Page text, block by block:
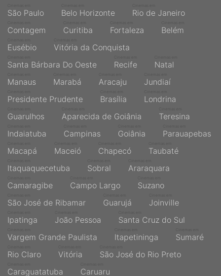
São Paulo Belo Horizonte Rio de Janeiro
Contagem Curitiba Fortaleza Belém
Eusébio Vitória da Conquista
Santa Bárbara Do Oeste Recife Natal
Manaus Marabá Aracaju Jundiaí
Presidente Prudente Brasília Londrina
Guarulhos Aparecida de Goiânia Teresina
Indaiatuba Campinas Goiânia Parauapebas
Macapá Maceió Chapecó Taubaté
Itaquaquecetuba Sobral Araraquara
Camaragibe Campo Largo Suzano
São José de Ribamar Guarujá Joinville
Ipatinga João Pessoa Santa Cruz do Sul
Vargem Grande Paulista Itapetininga Sumaré
Rio Claro Vitória São José do Rio Preto
Caraguatatuba Caruaru